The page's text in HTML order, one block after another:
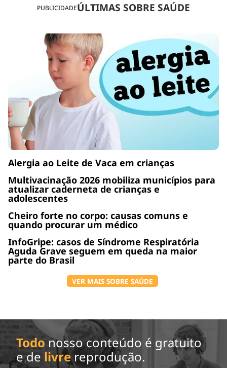
PUBLICIDADEÚLTIMAS SOBRE SAÚDE
Alergia ao Leite de Vaca em crianças
Multivacinação 2026 mobiliza municípios para
atualizar caderneta de crianças e
adolescentes
Cheiro forte no corpo: causas comuns e
quando procurar um médico
InfoGripe: casos de Síndrome Respiratória
Aguda Grave seguem em queda na maior
parte do Brasil
VER MAIS SOBRE SAÚDE
Todo nosso conteúdo é gratuito
e de livrereprodução.